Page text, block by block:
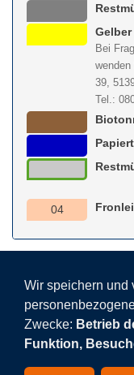
Gelber
Bei
39,
Tel.:
04
Wir speichern und
Zwecke: Betrieb
Funktion,